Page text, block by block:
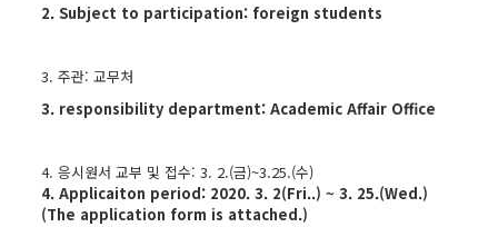
2. Subject to participation: foreign students
3. 주관: 교무처
3. responsibility department: Academic Affair Office
4. 응시원서 교부 및 접수: 3. 2.(금)~3.25.(수)
4. Applicaiton period: 2020. 3. 2(Fri..) ~ 3. 25.(Wed.)
(The application form is attached.)